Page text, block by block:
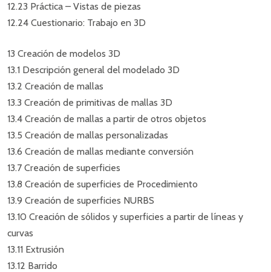
12.23 Práctica – Vistas de piezas
12.24 Cuestionario: Trabajo en 3D
13 Creación de modelos 3D
13.1 Descripción general del modelado 3D
13.2 Creación de mallas
13.3 Creación de primitivas de mallas 3D
13.4 Creación de mallas a partir de otros objetos
13.5 Creación de mallas personalizadas
13.6 Creación de mallas mediante conversión
13.7 Creación de superficies
13.8 Creación de superficies de Procedimiento
13.9 Creación de superficies NURBS
13.10 Creación de sólidos y superficies a partir de líneas y
curvas
13.11 Extrusión
13.12 Barrido